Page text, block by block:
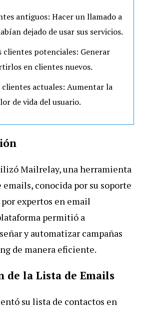
antiguos: Hacer un llamado a
dejado de usar sus servicios.
clientes potenciales: Generar
en clientes nuevos.
clientes actuales: Aumentar la
de vida del usuario.
Mailrelay, una herramienta
conocida por su soporte
expertos en email
permitió a
y automatizar campañas
de manera eficiente.
de la Lista de Emails
su lista de contactos en